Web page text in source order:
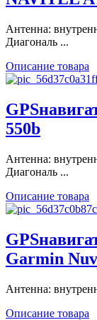
Антенна:
Диагональ ...
Описание товара
550b
Антенна:
Диагональ ...
Описание товара
Garmin
Антенна:
Описание товара